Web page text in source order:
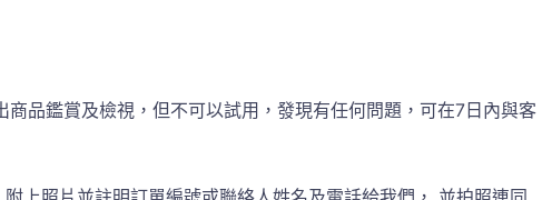
品鑑賞及檢視，但不可以試用，發現有任何問題，可在7日內與客